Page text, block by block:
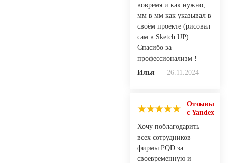
вовремя и как нужно,
мм в мм как указывал в
своём проекте (рисовал
сам в Sketch UP).
Спасибо за
профессионализм !
Илья
26.11.2024
Отзывы
с Yandex
Хочу поблагодарить
всех сотрудников
фирмы PQD за
своевременную и